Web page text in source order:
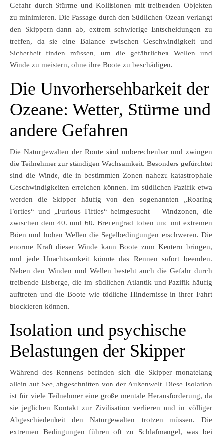
Gefahr durch Stürme und Kollisionen mit treibenden Objekten
zu minimieren. Die Passage durch den Südlichen Ozean verlangt
den Skippern dann ab, extrem schwierige Entscheidungen zu
treffen, da sie eine Balance zwischen Geschwindigkeit und
Sicherheit finden müssen, um die gefährlichen Wellen und
Winde zu meistern, ohne ihre Boote zu beschädigen.
Die Unvorhersehbarkeit der
Ozeane: Wetter, Stürme und
andere Gefahren
Die Naturgewalten der Route sind unberechenbar und zwingen
die Teilnehmer zur ständigen Wachsamkeit. Besonders gefürchtet
sind die Winde, die in bestimmten Zonen nahezu katastrophale
Geschwindigkeiten erreichen können. Im südlichen Pazifik etwa
werden die Skipper häufig von den sogenannten „Roaring
Forties“ und „Furious Fifties“ heimgesucht – Windzonen, die
zwischen dem 40. und 60. Breitengrad toben und mit extremen
Böen und hohen Wellen die Segelbedingungen erschweren. Die
enorme Kraft dieser Winde kann Boote zum Kentern bringen,
und jede Unachtsamkeit könnte das Rennen sofort beenden.
Neben den Winden und Wellen besteht auch die Gefahr durch
treibende Eisberge, die im südlichen Atlantik und Pazifik häufig
auftreten und die Boote wie tödliche Hindernisse in ihrer Fahrt
blockieren können.
Isolation und psychische
Belastungen der Skipper
Während des Rennens befinden sich die Skipper monatelang
allein auf See, abgeschnitten von der Außenwelt. Diese Isolation
ist für viele Teilnehmer eine große mentale Herausforderung, da
sie jeglichen Kontakt zur Zivilisation verlieren und in völliger
Abgeschiedenheit den Naturgewalten trotzen müssen. Die
extremen Bedingungen führen oft zu Schlafmangel, was bei